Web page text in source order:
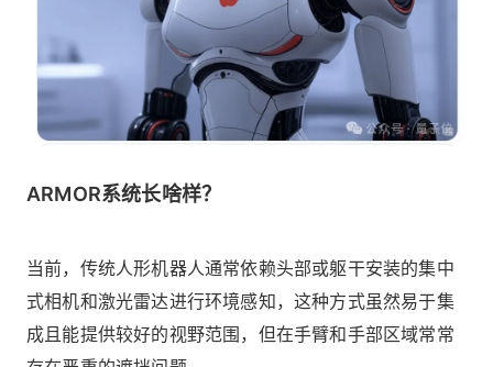
ARMOR系统长啥样？
当前，传统人形机器人通常依赖头部或躯干安装的集中
式相机和激光雷达进行环境感知，这种方式虽然易于集
成且能提供较好的视野范围，但在手臂和手部区域常常